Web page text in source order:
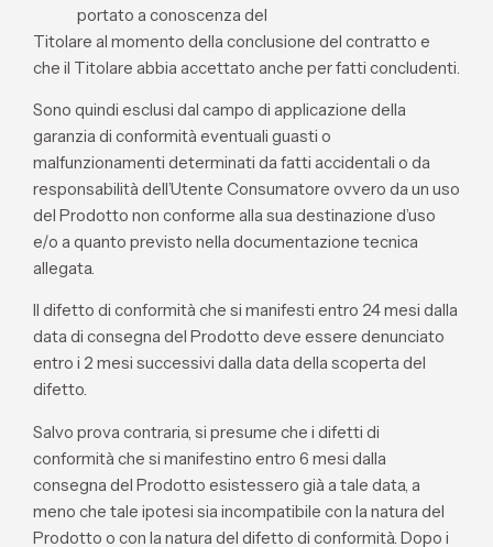
portato a conoscenza del
Titolare al momento della conclusione del contratto e
che il Titolare abbia accettato anche per fatti concludenti.
Sono quindi esclusi dal campo di applicazione della
garanzia di conformità eventuali guasti o
malfunzionamenti determinati da fatti accidentali o da
responsabilità dell’Utente Consumatore ovvero da un uso
del Prodotto non conforme alla sua destinazione d’uso
e/o a quanto previsto nella documentazione tecnica
allegata.
Il difetto di conformità che si manifesti entro 24 mesi dalla
data di consegna del Prodotto deve essere denunciato
entro i 2 mesi successivi dalla data della scoperta del
difetto.
Salvo prova contraria, si presume che i difetti di
conformità che si manifestino entro 6 mesi dalla
consegna del Prodotto esistessero già a tale data, a
meno che tale ipotesi sia incompatibile con la natura del
Prodotto o con la natura del difetto di conformità. Dopo i